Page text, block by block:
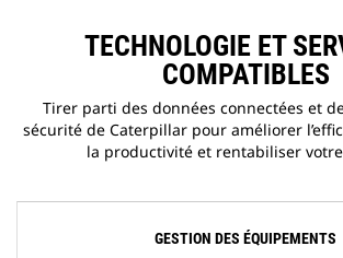
TECHNOLOGIE ET
COMPATIBLES
Tirer parti des données connectées et
sécurité de Caterpillar pour améliorer
la productivité et rentabiliser
GESTION DES ÉQUIPEMENTS